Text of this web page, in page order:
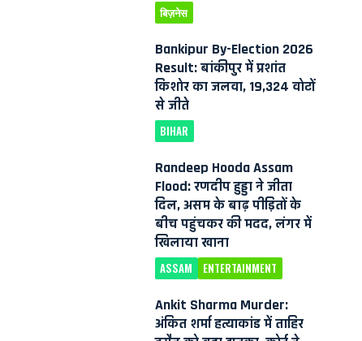
बिज़नेस
Bankipur By-Election 2026
Result: बांकीपुर में प्रशांत
किशोर का जलवा, 19,324 वोटों
से जीते
BIHAR
Randeep Hooda Assam
Flood: रणदीप हुड्डा ने जीता
दिल, असम के बाढ़ पीड़ितों के
बीच पहुंचकर की मदद, लंगर में
खिलाया खाना
ASSAM ENTERTAINMENT
Ankit Sharma Murder:
अंकित शर्मा हत्याकांड में ताहिर